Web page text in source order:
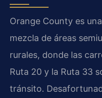
Orange County es
mezcla de áreas
rurales, donde las
Ruta 20 y la Ruta 33
tránsito.